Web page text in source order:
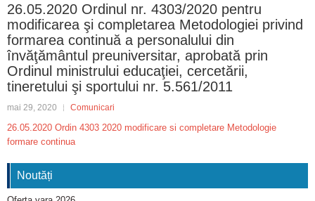
26.05.2020 Ordinul nr. 4303/2020 pentru
modificarea şi completarea Metodologiei privind
formarea continuă a personalului din
învăţământul preuniversitar, aprobată prin
Ordinul ministrului educaţiei, cercetării,
tineretului şi sportului nr. 5.561/2011
mai 29, 2020 Comunicari
26.05.2020 Ordin 4303 2020 modificare si completare Metodologie
formare continua
Noutăți